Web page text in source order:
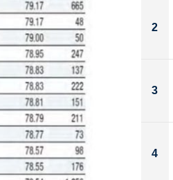
2
3
4